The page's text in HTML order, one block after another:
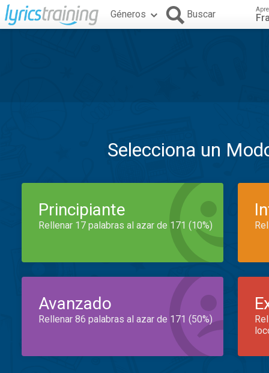
Géneros Buscar
Selecciona un
Principiante
Rellenar 17 palabras al azar de 171 (10%)
Avanzado
Rellenar 86 palabras al azar de 171 (50%)